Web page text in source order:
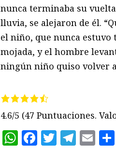
nunca terminaba su
lluvia, se alejaron de él.
el niño, que nunca estuvo
mojada, y el hombre
ningún niño quiso volver
4.6/5 (47 Puntuaciones.
WhatsApp
Facebook
Twitter